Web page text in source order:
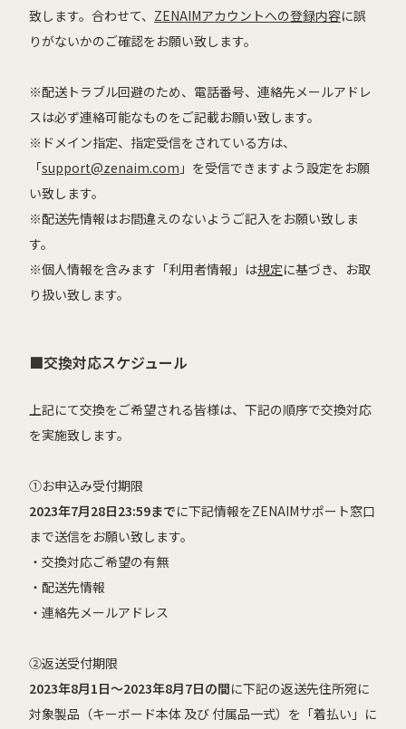
致します。 合わせて、 ZENAIMアカウントへの登録内容に誤
りがないかのご確認をお願い致します。
※配送トラブル回避のため、電話番号、連絡先メールアドレ
スは必ず連絡可能なものをご記載お願い致します。
※ドメイン指定、指定受信をされている方は、
「support@zenaim.com 」を受信できますよう設定をお願
い致します。
※配送先情報はお間違えのないようご記入をお願い致しま
す。
※個人情報を含みます「利用者情報」は規定に基づき、お取
り扱い致します。
■交換対応スケジュール
上記にて交換をご希望される皆様は、 下記の順序で交換対応
を実施致します。
①お申込み受付期限
2023年7月28日23:59までに下記情報をZENAIMサポート窓口
まで送信をお願い致します。
・交換対応ご希望の有無
・ 配送先情報
・ 連絡先メールアドレス
②返送受付期限
2023年8月1日～2023年8月7日の間に下記の返送先住所宛に
対象製品（キーボード本体 及び 付属品一式）を 「着払い」に